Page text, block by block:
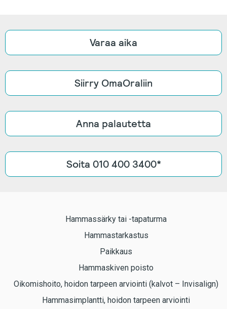
Varaa aika
Siirry OmaOraliin
Anna palautetta
Soita 010 400 3400*
Hammassärky tai -tapaturma
Hammastarkastus
Paikkaus
Hammaskiven poisto
Oikomishoito, hoidon tarpeen arviointi (kalvot – Invisalign)
Hammasimplantti, hoidon tarpeen arviointi